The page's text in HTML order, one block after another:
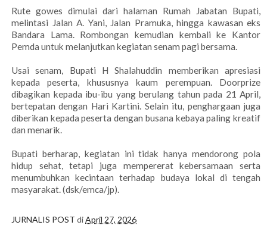
Rute gowes dimulai dari halaman Rumah Jabatan Bupati,
melintasi Jalan A. Yani, Jalan Pramuka, hingga kawasan eks
Bandara Lama. Rombongan kemudian kembali ke Kantor
Pemda untuk melanjutkan kegiatan senam pagi bersama.
Usai senam, Bupati H Shalahuddin memberikan apresiasi
kepada peserta, khususnya kaum perempuan. Doorprize
dibagikan kepada ibu-ibu yang berulang tahun pada 21 April,
bertepatan dengan Hari Kartini. Selain itu, penghargaan juga
diberikan kepada peserta dengan busana kebaya paling kreatif
dan menarik.
Bupati berharap, kegiatan ini tidak hanya mendorong pola
hidup sehat, tetapi juga mempererat kebersamaan serta
menumbuhkan kecintaan terhadap budaya lokal di tengah
masyarakat. (dsk/emca/jp).
JURNALIS POST diApril 27, 2026